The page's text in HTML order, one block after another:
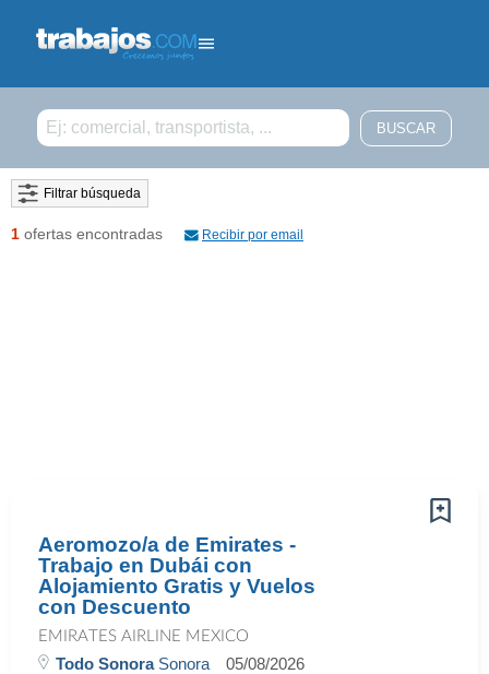
Filtrar búsqueda
1 ofertas encontradas Recibir por email
Aeromozo/a de Emirates -
Trabajo en Dubái con
Alojamiento Gratis y Vuelos
con Descuento
EMIRATES AIRLINE MEXICO
Todo SonoraSonora 05/08/2026